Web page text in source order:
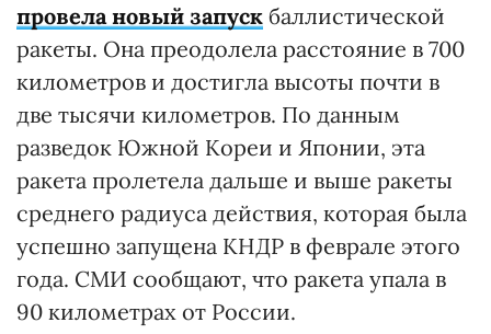
провела новый запуск баллистической
ракеты. Она преодолела расстояние в 700
километров и достигла высоты почти в
две тысячи километров. По данным
разведок Южной Кореи и Японии, эта
ракета пролетела дальше и выше ракеты
среднего радиуса действия, которая была
успешно запущена КНДР в феврале этого
года. СМИ сообщают, что ракета упала в
90 километрах от России.